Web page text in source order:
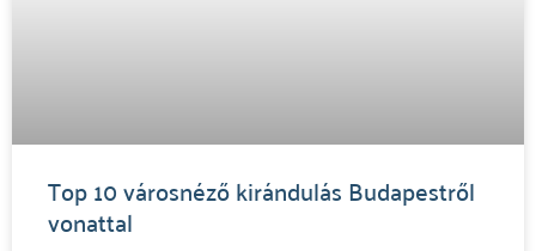
Top 10 városnéző kirándulás Budapestről
vonattal